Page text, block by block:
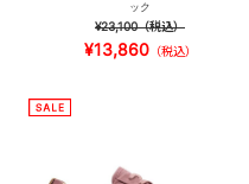
ック
¥23,100（税込）
¥13,860（税込）